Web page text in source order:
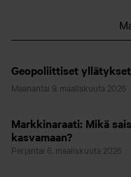
Geopoliittiset
Maanantai 9. maaliskuuta 2026
Markkinaraati: Mikä
kasvamaan?
Perjantai 6. maaliskuuta 2026